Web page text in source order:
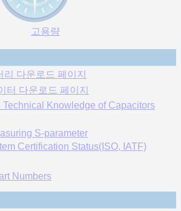
고용량
다운로드 페이지
터 다운로드 페이지
Knowledge of Capacitors
S-parameter
Certification Status(ISO, IATF)
Numbers